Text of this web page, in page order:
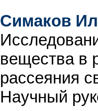
Симаков
вещества в
рассеяния
Научный